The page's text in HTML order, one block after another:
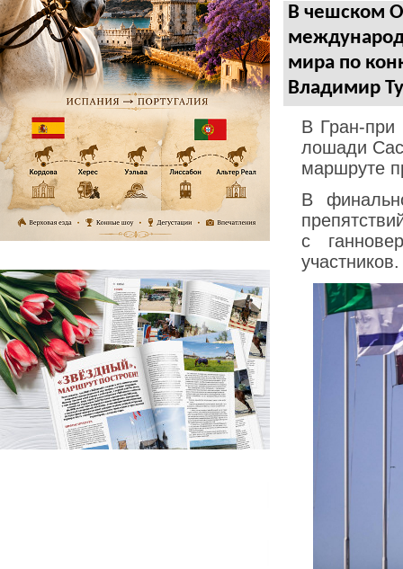
В чешском
мира по
Владимир
В Гран-при
лошади
маршруте
В
с
участников.